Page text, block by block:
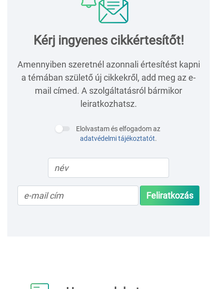
Kérj ingyenes cikkértesítőt!
Amennyiben szeretnél azonnali értesítést kapni
a témában születő új cikkekről, add meg az e-
mail címed. A szolgáltatásról bármikor
leiratkozhatsz.
Elolvastam és elfogadom az
adatvédelmi tájékoztatót.
Feliratkozás